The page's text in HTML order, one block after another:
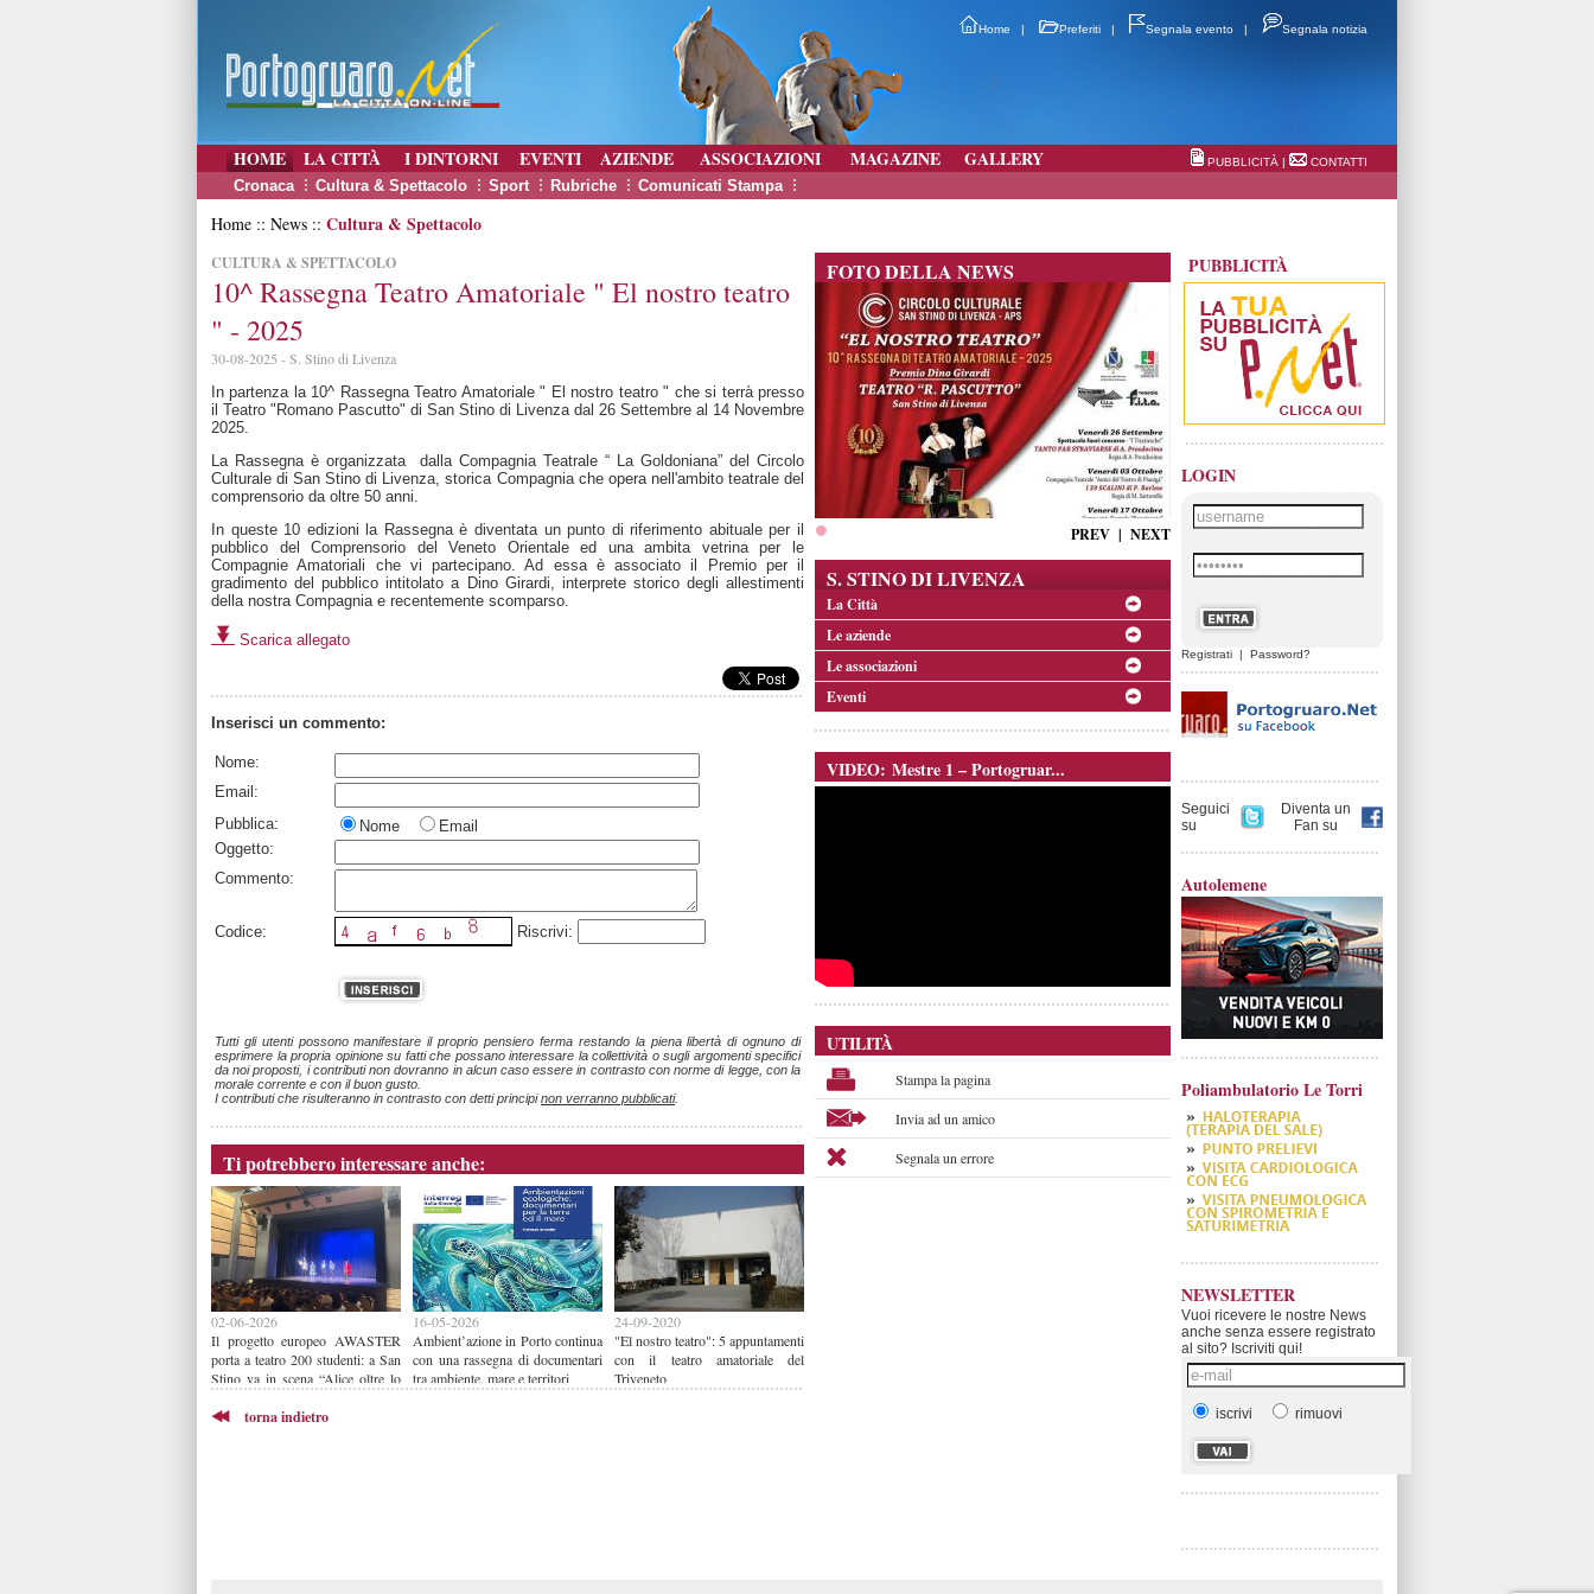
Home | Preferiti | Segnala evento | Segnala notizia
HOME LA CITTÀ I DINTORNI EVENTI AZIENDE ASSOCIAZIONI MAGAZINE GALLERY PUBBLICITÀ | CONTATTI
Cronaca Cultura & Spettacolo Sport Rubriche Comunicati Stampa
Home :: News :: Cultura & Spettacolo
CULTURA & SPETTACOLO
10^ Rassegna Teatro Amatoriale " El nostro teatro
" - 2025
30-08-2025 - S. Stino di Livenza
In partenza la 10^ Rassegna Teatro Amatoriale " El nostro teatro " che si terrà presso
il Teatro "Romano Pascutto" di San Stino di Livenza dal 26 Settembre al 14 Novembre
2025.
La Rassegna è organizzata dalla Compagnia Teatrale “ La Goldoniana” del Circolo
Culturale di San Stino di Livenza, storica Compagnia che opera nell'ambito teatrale del
comprensorio da oltre 50 anni.
In queste 10 edizioni la Rassegna è diventata un punto di riferimento abituale per il
pubblico del Comprensorio del Veneto Orientale ed una ambita vetrina per le
Compagnie Amatoriali che vi partecipano. Ad essa è associato il Premio per il
gradimento del pubblico intitolato a Dino Girardi, interprete storico degli allestimenti
della nostra Compagnia e recentemente scomparso.
Scarica allegato
Inserisci un commento:
Nome:
Email:
Pubblica:
Nome
Email
Oggetto:
Commento:
Codice: Riscrivi:
Tutti gli utenti possono manifestare il proprio pensiero ferma restando la piena libertà di ognuno di
esprimere la propria opinione su fatti che possano interessare la collettività o sugli argomenti specifici
da noi proposti, i contributi non dovranno in alcun caso essere in contrasto con norme di legge, con la
morale corrente e con il buon gusto.
I contributi che risulteranno in contrasto con detti principinon verranno pubblicati.
Ti potrebbero interessare anche:
02-06-2026
Il progetto europeo AWASTER
porta a teatro 200 studenti: a San
Stino va in scena “Alice oltre lo
16-05-2026
Ambient’azione in Porto continua
con una rassegna di documentari
tra ambiente, mare e territori
24-09-2020
"El nostro teatro": 5 appuntamenti
con il teatro amatoriale del
Triveneto
torna indietro
FOTO DELLA NEWS
PREV | NEXT
S. STINO DI LIVENZA
La Città
Le aziende
Le associazioni
Eventi
VIDEO: Mestre 1 – Portogruar...
UTILITÀ
Stampa la pagina
Invia ad un amico
Segnala un errore
PUBBLICITÀ
LOGIN
Registrati | Password?
Seguici
su
Diventa un
Fan su
Autolemene
Poliambulatorio Le Torri
NEWSLETTER
Vuoi ricevere le nostre News
anche senza essere registrato
al sito? Iscriviti qui!
iscrivi rimuovi